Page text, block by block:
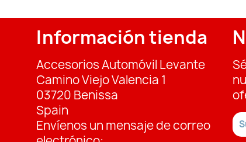
Información tienda
Accesorios Automóvil Levante
Camino Viejo Valencia 1
03720 Benissa
Spain
Envíenos un mensaje de correo